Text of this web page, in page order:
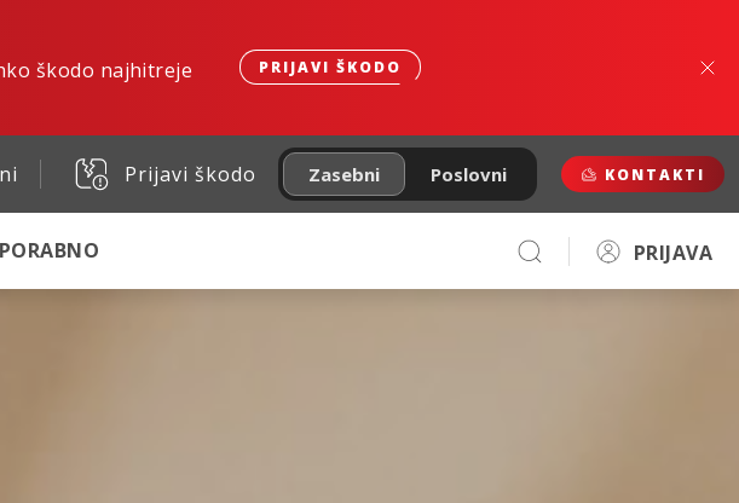
škodo najhitreje
PRIJAVI ŠKODO
Prijavi škodo Zasebni Poslovni KONTAKTI
PRIJAVA